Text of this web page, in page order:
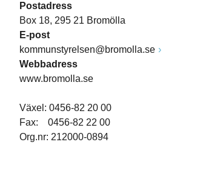
Postadress
Box 18, 295 21 Bromölla
E-post
kommunstyrelsen@bromolla.se
Webbadress
www.bromolla.se
Växel: 0456-82 20 00
Fax: 0456-82 22 00
Org.nr: 212000-0894